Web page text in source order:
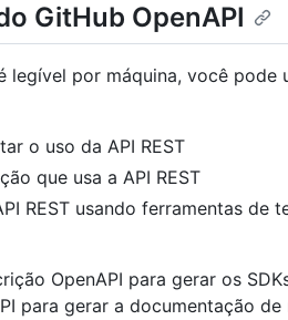
GitHub OpenAPI
legível por máquina, você pode
o uso da API REST
que usa a API REST
REST usando ferramentas de
OpenAPI para gerar os
para gerar a documentação de